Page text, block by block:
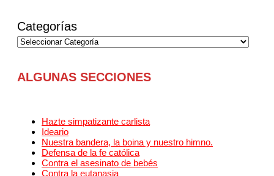
Categorías
ALGUNAS SECCIONES
Hazte simpatizante carlista
Ideario
Nuestra bandera, la boina y nuestro himno.
Defensa de la fe católica
Contra el asesinato de bebés
Contra la eutanasia